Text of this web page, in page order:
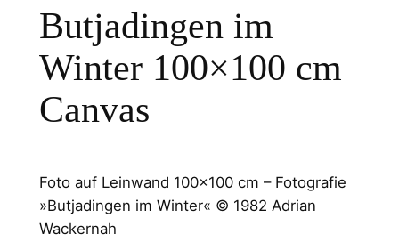
Butjadingen im
Winter 100×100 cm
Canvas
Foto auf Leinwand 100×100 cm – Fotografie
»Butjadingen im Winter« © 1982 Adrian
Wackernah